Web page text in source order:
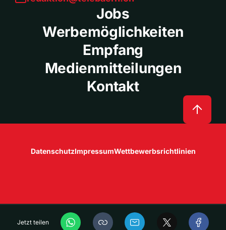
Jetzt teilen
Jobs
Werbemöglichkeiten
Empfang
Medienmitteilungen
Kontakt
DatenschutzImpressumWettbewerbsrichtlinien